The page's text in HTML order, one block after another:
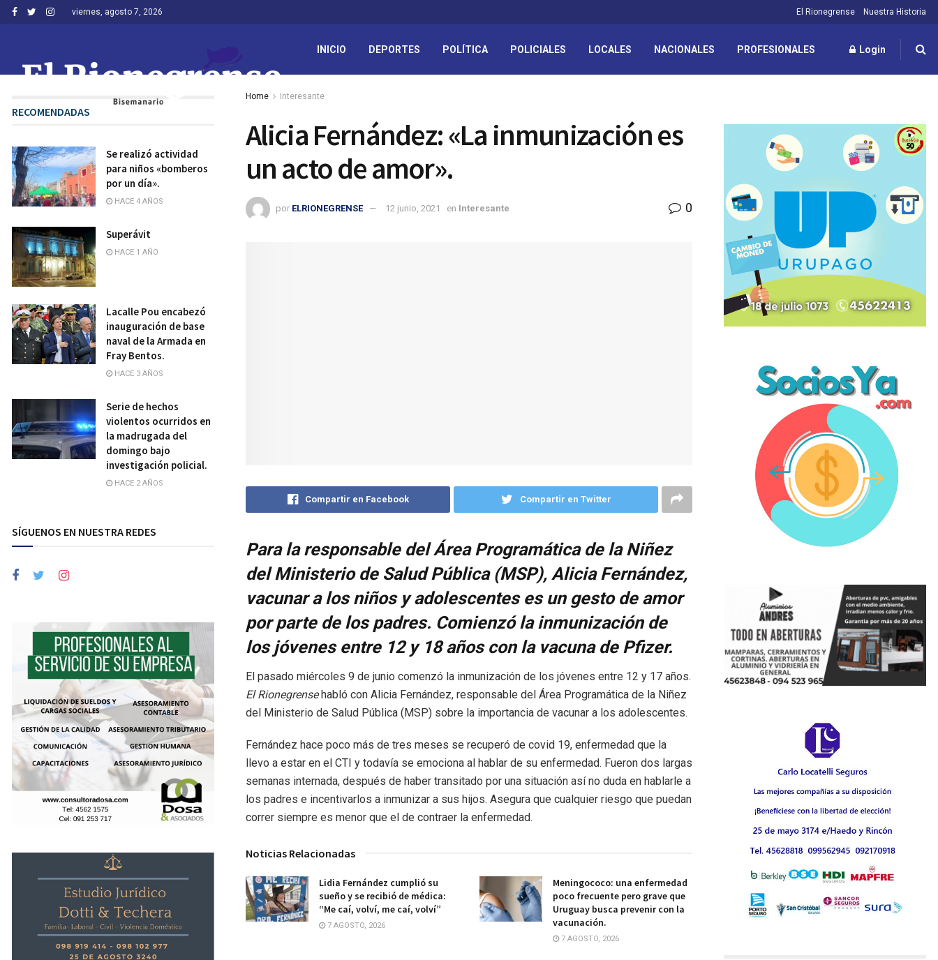
viernes, agosto 7, 2026 El Rionegrense Nuestra Historia
INICIO DEPORTES POLÍTICA POLICIALES LOCALES NACIONALES PROFESIONALES Login
Home Interesante
Alicia Fernández: «La inmunización es
un acto de amor».
por ELRIONEGRENSE 12 junio, 2021 en Interesante 0
Compartir en Facebook Compartir en Twitter
Para la responsable del Área Programática de la Niñez
del Ministerio de Salud Pública (MSP), Alicia Fernández,
vacunar a los niños y adolescentes es un gesto de amor
por parte de los padres. Comienzó la inmunización de
los jóvenes entre 12 y 18 años con la vacuna de Pfizer.
El pasado miércoles 9 de junio comenzó la inmunización de los jóvenes entre 12 y 17 años.
El Rionegrense habló con Alicia Fernández, responsable del Área Programática de la Niñez
del Ministerio de Salud Pública (MSP) sobre la importancia de vacunar a los adolescentes.
Fernández hace poco más de tres meses se recuperó de covid 19, enfermedad que la
llevo a estar en el CTI y todavía se emociona al hablar de su enfermedad. Fueron dos largas
semanas internada, después de haber transitado por una situación así no duda en hablarle a
los padres e incentivarlos a inmunizar a sus hijos. Asegura que cualquier riesgo que puedan
correr siempre es menor que el de contraer la enfermedad.
Noticias Relacionadas
Lidia Fernández cumplió su
sueño y se recibió de médica:
“Me caí, volví, me caí, volví”
7 AGOSTO, 2026
Meningococo: una enfermedad
poco frecuente pero grave que
Uruguay busca prevenir con la
vacunación.
7 AGOSTO, 2026
RECOMENDADAS
Se realizó actividad
para niños «bomberos
por un día».
HACE 4 AÑOS
Superávit
HACE 1 AÑO
Lacalle Pou encabezó
inauguración de base
naval de la Armada en
Fray Bentos.
HACE 3 AÑOS
Serie de hechos
violentos ocurridos en
la madrugada del
domingo bajo
investigación policial.
HACE 2 AÑOS
SÍGUENOS EN NUESTRA REDES